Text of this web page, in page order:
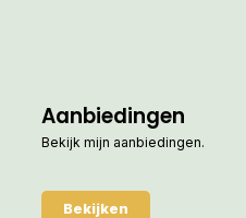
Aanbiedingen
Bekijk mijn aanbiedingen.
Bekijken